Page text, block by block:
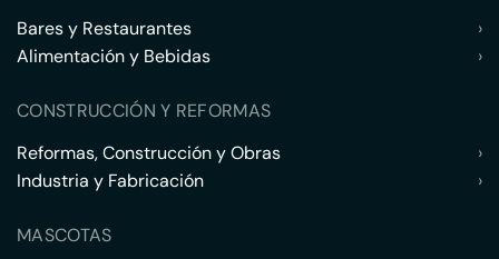
Bares y Restaurantes
›
Alimentación y Bebidas
›
CONSTRUCCIÓN Y REFORMAS
Reformas, Construcción y Obras
›
Industria y Fabricación
›
MASCOTAS